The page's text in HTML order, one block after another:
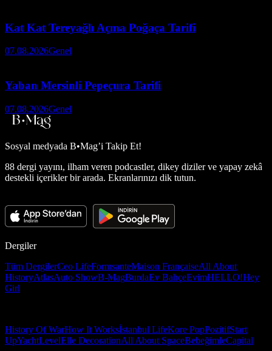
Kat Kat Tereyağlı Açma Poğaça Tarifi
07.08.2026Genel
Yaban Mersinli Pepeçura Tarifi
07.08.2026Genel
Sosyal medyada B•Mag’i Takip Et!
88 dergi yayını, ilham veren podcastler, dikey diziler ve yapay zekâ
destekli içerikler bir arada. Ekranlarınızı dik tutun.
Dergiler
Tüm DergilerCeo LifeFormsanteMaison FrançaiseAll About
HistoryAtlasAuto ShowB-MagBurdaEv BahçeEvimHELLO!Hey
Girl
History Of WarHow It Worksİstanbul LifeKore PopPozitifStart
UpYachtLevelElle DecorationAll About SpaceBebeğimleCapital